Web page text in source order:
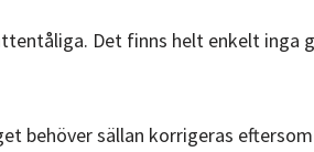
Det finns helt enkelt inga
behöver sällan korrigeras